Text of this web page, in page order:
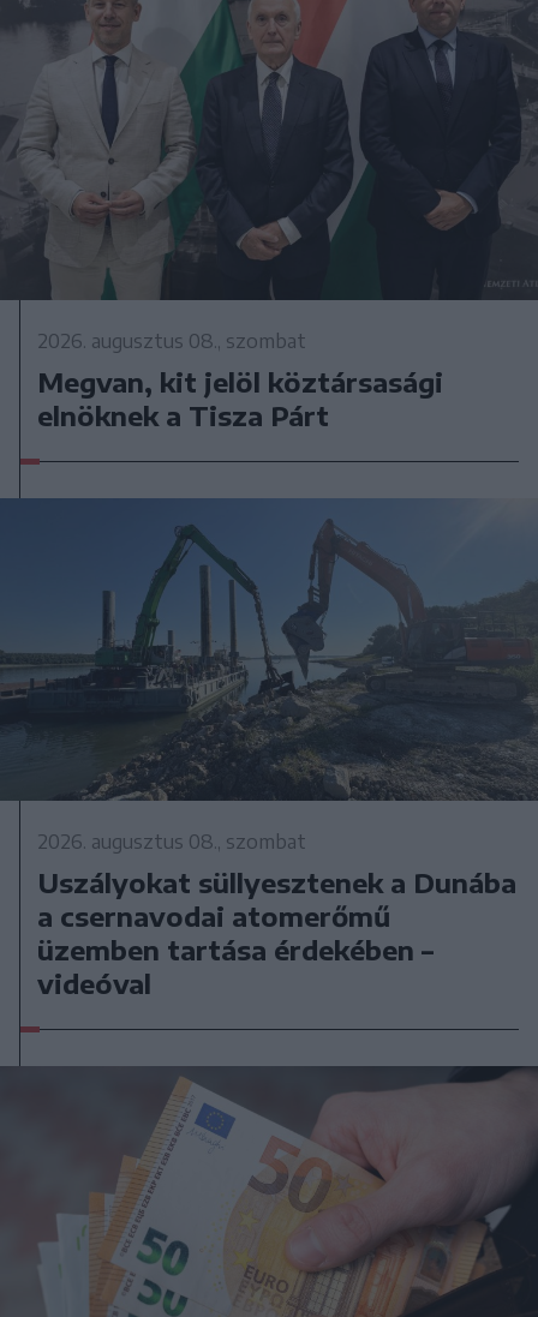
2026. augusztus 08., szombat
Megvan, kit jelöl köztársasági
elnöknek a Tisza Párt
2026. augusztus 08., szombat
Uszályokat süllyesztenek a Dunába
a csernavodai atomerőmű
üzemben tartása érdekében –
videóval